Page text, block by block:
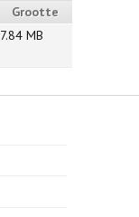
Grootte
7.84 MB